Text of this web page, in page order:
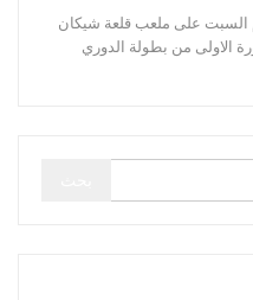
السبت على ملعب قلعة شيكان
الاولى من بطولة الدوري